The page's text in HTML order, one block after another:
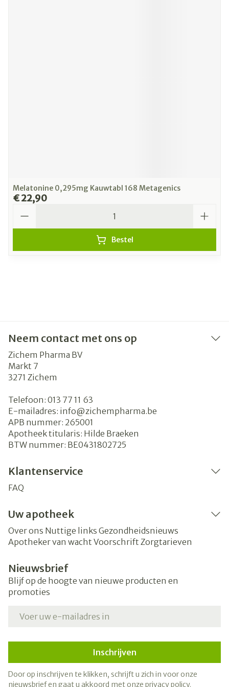
Melatonine 0,295mg Kauwtabl 168 Metagenics
€ 22,90
Bestel
Neem contact met ons op
Zichem Pharma BV
Markt 7
3271 Zichem
Telefoon: 013 77 11 63
E-mailadres: info@zichempharma.be
APB nummer: 265001
Apotheek titularis: Hilde Braeken
BTW nummer: BE0431802725
Klantenservice
FAQ
Uw apotheek
Over ons Nuttige links Gezondheidsnieuws
Apotheker van wacht Voorschrift Zorgtarieven
Nieuwsbrief
Blijf op de hoogte van nieuwe producten en
promoties
Inschrijven
Door op inschrijven te klikken, schrijft u zich in voor onze
nieuwsbrief en gaat u akkoord met onze privacy policy.